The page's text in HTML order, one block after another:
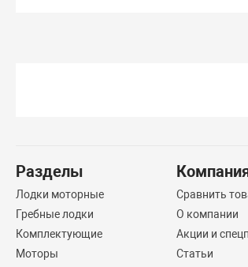
Разделы
Лодки моторные
Гребные лодки
Комплектующие
Моторы
Сравнить
О компании
Акции и
Статьи